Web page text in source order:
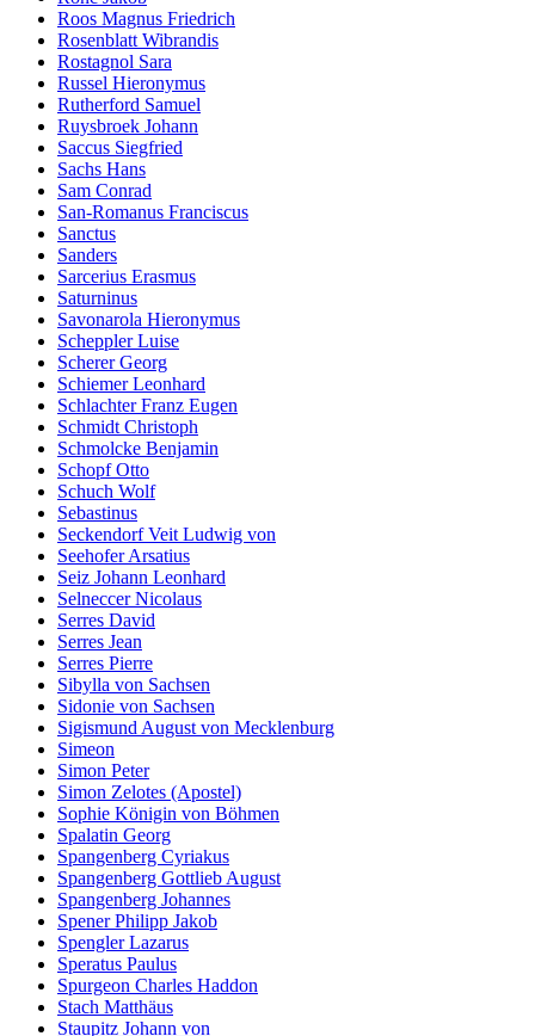
Roos Magnus Friedrich
Rosenblatt Wibrandis
Rostagnol Sara
Russel Hieronymus
Rutherford Samuel
Ruysbroek Johann
Saccus Siegfried
Sachs Hans
Sam Conrad
San-Romanus Franciscus
Sanctus
Sanders
Sarcerius Erasmus
Saturninus
Savonarola Hieronymus
Scheppler Luise
Scherer Georg
Schiemer Leonhard
Schlachter Franz Eugen
Schmidt Christoph
Schmolcke Benjamin
Schopf Otto
Schuch Wolf
Sebastinus
Seckendorf Veit Ludwig von
Seehofer Arsatius
Seiz Johann Leonhard
Selneccer Nicolaus
Serres David
Serres Jean
Serres Pierre
Sibylla von Sachsen
Sidonie von Sachsen
Sigismund August von Mecklenburg
Simeon
Simon Peter
Simon Zelotes (Apostel)
Sophie Königin von Böhmen
Spalatin Georg
Spangenberg Cyriakus
Spangenberg Gottlieb August
Spangenberg Johannes
Spener Philipp Jakob
Spengler Lazarus
Speratus Paulus
Spurgeon Charles Haddon
Stach Matthäus
Staupitz Johann von